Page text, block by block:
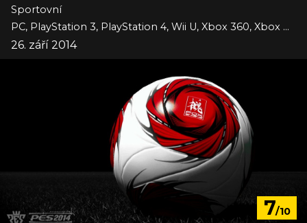
Sportovní
PC, PlayStation 3, PlayStation 4, Wii U, Xbox 360, Xbox One
26. září 2014
7/10